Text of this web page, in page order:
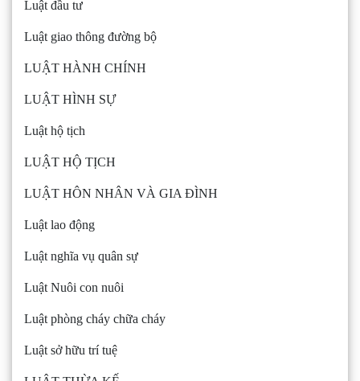
Luật đầu tư
Luật giao thông đường bộ
LUẬT HÀNH CHÍNH
LUẬT HÌNH SỰ
Luật hộ tịch
LUẬT HỘ TỊCH
LUẬT HÔN NHÂN VÀ GIA ĐÌNH
Luật lao động
Luật nghĩa vụ quân sự
Luật Nuôi con nuôi
Luật phòng cháy chữa cháy
Luật sở hữu trí tuệ